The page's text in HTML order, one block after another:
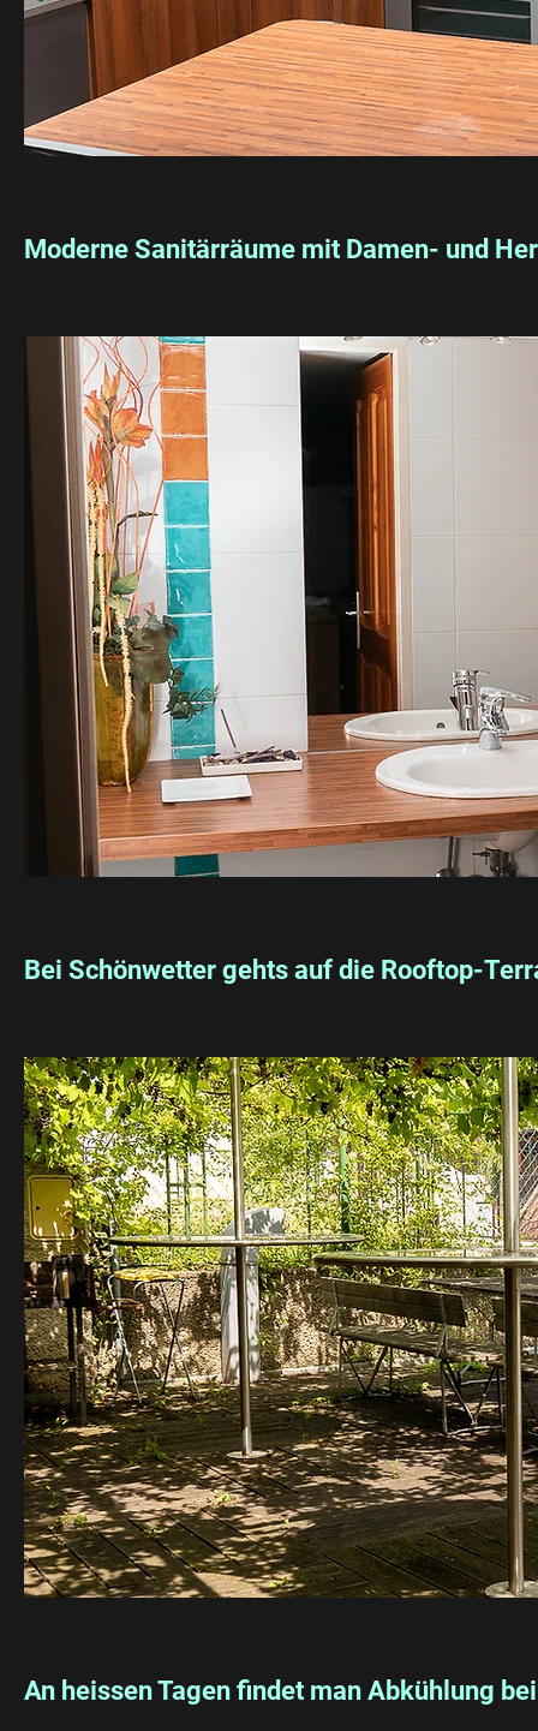
Moderne Sanitärräume mit Damen- und
Bei Schönwetter gehts auf die Rooftop-
An heissen Tagen findet man Abkühlung